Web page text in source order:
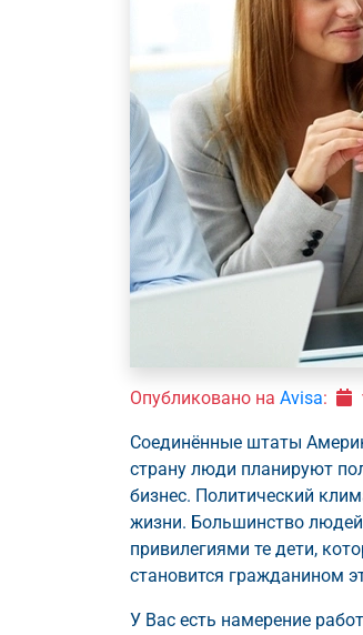
Опубликовано на Avisa:
Соединённые штаты
страну люди планируют
бизнес. Политический
жизни. Большинство
привилегиями те дети,
становится гражданином
У Вас есть намерение